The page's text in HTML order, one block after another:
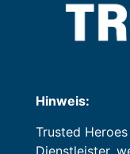
Hinweis:
Trusted
Dienstleister,